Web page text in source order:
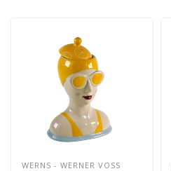
WERNS - WERNER VOSS